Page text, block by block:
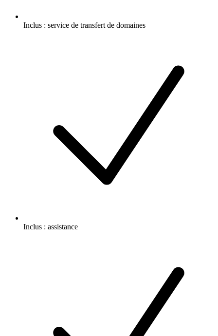
Inclus : service de transfert de domaines
Inclus : assistance